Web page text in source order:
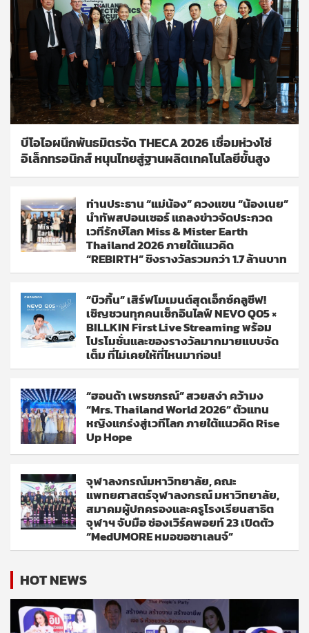
บีโอไอผนึกพันธมิตรจัด THECA 2026 เชื่อมห่วงโซ่
อิเล็กทรอนิกส์ หนุนไทยสู่ฐานผลิตเทคโนโลยีขั้นสูง
ท่านประธาน “แม่น้อง” ควงแขน “น้องเนย”
นำทัพสปอนเซอร์ แถลงข่าวจัดประกวด
เวทีรักษ์โลก Miss & Mister Earth
Thailand 2026 ภายใต้แนวคิด
“REBIRTH” ชิงรางวัลรวมกว่า 1.7 ล้านบาท
“บิวกิ้น” เสิร์ฟโมเมนต์สุดเอ็กซ์คลูซีฟ!
เชิญชวนทุกคนเช็กอินไลฟ์ NEVO Q05 ×
BILLKIN First Live Streaming พร้อม
โปรโมชั่นและของรางวัลมากมายแบบจัด
เต็ม ที่ไม่เคยให้ที่ไหนมาก่อน!
“ฮอนด้า เพรชภรณ์” สวยสง่า คว้ามง
“Mrs. Thailand World 2026” ตัวแทน
หญิงแกร่งสู่เวทีโลก ภายใต้แนวคิด Rise
Up Hope
จุฬาลงกรณ์มหาวิทยาลัย, คณะ
แพทยศาสตร์จุฬาลงกรณ์ มหาวิทยาลัย,
สมาคมผู้ปกครองและครูโรงเรียนสาธิต
จุฬาฯ จับมือ ช่องเวิร์คพอยท์ 23 เปิดตัว
“MedUMORE หมอขอชาเลนจ์”
HOT NEWS